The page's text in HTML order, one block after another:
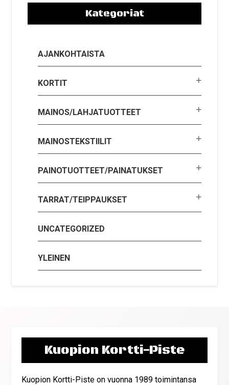
Kategoriat
AJANKOHTAISTA
KORTIT
MAINOS/LAHJATUOTTEET
MAINOSTEKSTIILIT
PAINOTUOTTEET/PAINATUKSET
TARRAT/TEIPPAUKSET
UNCATEGORIZED
YLEINEN
Kuopion Kortti-Piste
Kuopion Kortti-Piste on vuonna 1989 toimintansa